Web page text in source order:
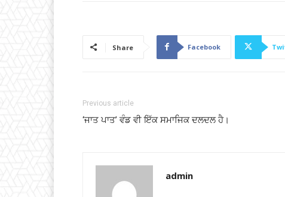
Share Facebook
Previous article
‘ਜਾਤ ਪਾਤ’ ਵੰਡ ਵੀ ਇੱਕ ਸਮਾਜਿਕ ਦਲਦਲ ਹੈ।
admin